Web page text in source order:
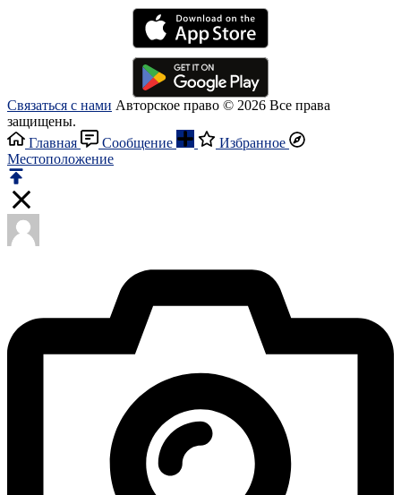
Связаться с нами Авторское право © 2026 Все права
защищены.
Главная
Сообщение
Избранное
Местоположение